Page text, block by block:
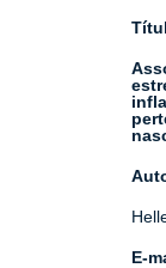
E-